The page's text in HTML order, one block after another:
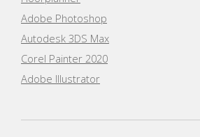
Adobe Photoshop
Autodesk 3DS Max
Corel Painter 2020
Adobe Illustrator